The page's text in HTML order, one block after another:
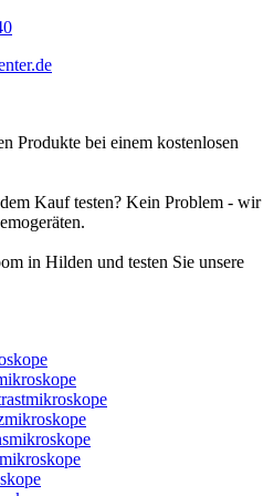
Produkte bei einem kostenlosen
Kauf testen? Kein Problem - wir
in Hilden und testen Sie unsere